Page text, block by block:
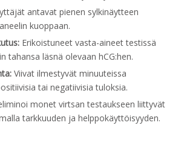
antavat pienen sylkinäytteen
kuoppaan.
Erikoistuneet vasta-aineet testissä
tahansa läsnä olevaan hCG:hen.
Viivat ilmestyvät minuuteissa
tai negatiivisia tuloksia.
monet virtsan testaukseen liittyvät
tarkkuuden ja helppokäyttöisyyden.